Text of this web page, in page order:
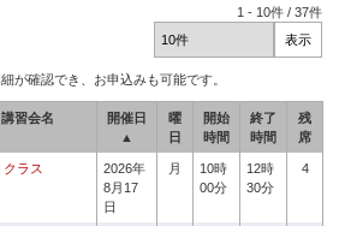
1 - 10件 /37件
が確認でき、お申込みも可能です。
講習会名
開催日
▲
曜
日
開始
時間
終了
時間
残
席
ラス
2026年
8月17
日
月
10時
00分
12時
30分
4